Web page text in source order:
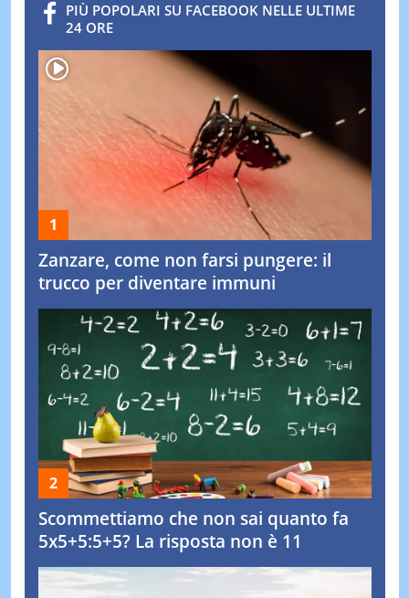
PIÙ POPOLARI SU FACEBOOK NELLE ULTIME
24 ORE
Zanzare, come non farsi pungere: il
trucco per diventare immuni
Scommettiamo che non sai quanto fa
5x5+5:5+5? La risposta non è 11